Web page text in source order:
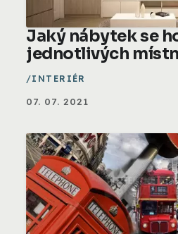
Jaký nábytek se
jednotlivých
INTERIÉR
07. 07. 2021